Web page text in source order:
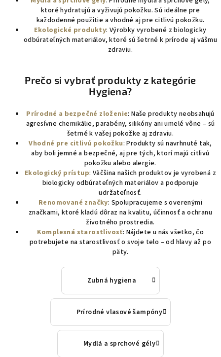
ktoré hydratujú a vyživujú pokožku. Sú ideálne pre
každodenné použitie a vhodné aj pre citlivú pokožku.
Ekologické produkty: Výrobky vyrobené z biologicky
odbúrateľných materiálov, ktoré sú šetrné k prírode aj vášmu
zdraviu.
Prečo si vybrať produkty z kategórie
Hygiena?
Prírodné a bezpečné zloženie: Naše produkty neobsahujú
agresívne chemikálie, parabény, silikóny ani umelé vône – sú
šetrné k vašej pokožke aj zdraviu.
Vhodné pre citlivú pokožku: Produkty sú navrhnuté tak,
aby boli jemné a bezpečné, aj pre tých, ktorí majú citlivú
pokožku alebo alergie.
Ekologický prístup: Väčšina našich produktov je vyrobená z
biologicky odbúrateľných materiálov a podporuje
udržateľnosť.
Renomované značky: Spolupracujeme s overenými
značkami, ktoré kladú dôraz na kvalitu, účinnosť a ochranu
životného prostredia.
Komplexná starostlivosť: Nájdete u nás všetko, čo
potrebujete na starostlivosť o svoje telo – od hlavy až po
päty.
Zubná hygiena
Prírodné vlasové šampóny
Mydlá a sprchové gély